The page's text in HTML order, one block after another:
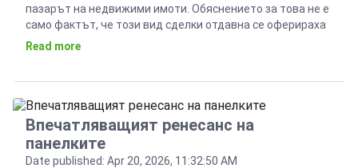
пазарът на недвижими имоти. Обяснението за това не е
само фактът, че този вид сделки отдавна се оферираха
и сключваха в единната европейска валута, и с
Read more
Впечатляващият ренесанс на
панелките
Date published: Apr 20, 2026, 11:32:50 AM